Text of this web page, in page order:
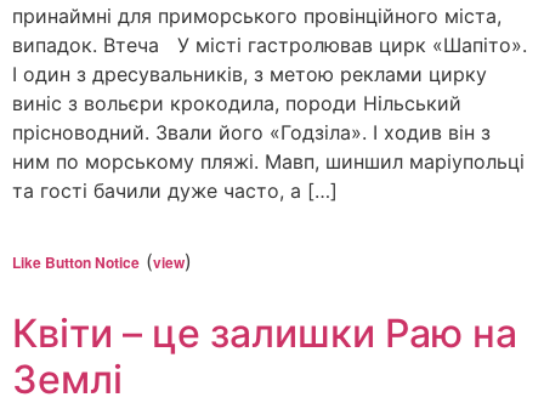
принаймні для приморського провінційного міста,
випадок. Втеча У місті гастролював цирк «Шапіто».
І один з дресувальників, з метою реклами цирку
виніс з вольєри крокодила, породи Нільський
прісноводний. Звали його «Годзіла». І ходив він з
ним по морському пляжі. Мавп, шиншил маріупольці
та гості бачили дуже часто, а […]
Like Button Notice (view)
Квіти – це залишки Раю на
Землі